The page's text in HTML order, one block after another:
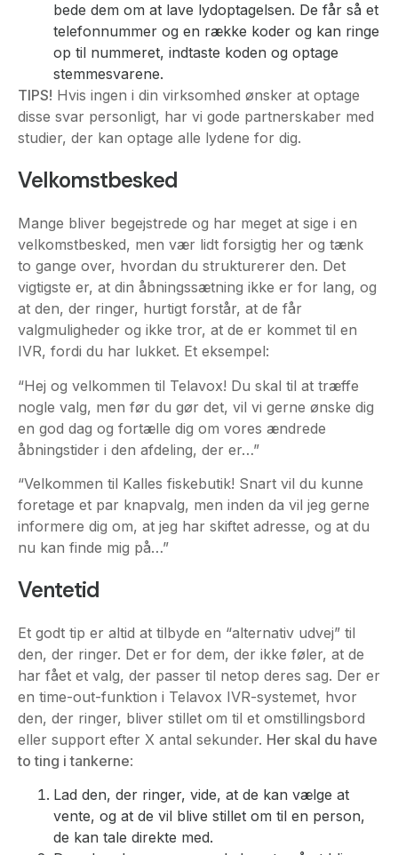
bede dem om at lave lydoptagelsen. De får så et
telefonnummer og en række koder og kan ringe
op til nummeret, indtaste koden og optage
stemmesvarene.
TIPS! Hvis ingen i din virksomhed ønsker at optage
disse svar personligt, har vi gode partnerskaber med
studier, der kan optage alle lydene for dig.
Velkomstbesked
Mange bliver begejstrede og har meget at sige i en
velkomstbesked, men vær lidt forsigtig her og tænk
to gange over, hvordan du strukturerer den. Det
vigtigste er, at din åbningssætning ikke er for lang, og
at den, der ringer, hurtigt forstår, at de får
valgmuligheder og ikke tror, at de er kommet til en
IVR, fordi du har lukket. Et eksempel:
“Hej og velkommen til Telavox! Du skal til at træffe
nogle valg, men før du gør det, vil vi gerne ønske dig
en god dag og fortælle dig om vores ændrede
åbningstider i den afdeling, der er…”
“Velkommen til Kalles fiskebutik! Snart vil du kunne
foretage et par knapvalg, men inden da vil jeg gerne
informere dig om, at jeg har skiftet adresse, og at du
nu kan finde mig på…”
Ventetid
Et godt tip er altid at tilbyde en “alternativ udvej” til
den, der ringer. Det er for dem, der ikke føler, at de
har fået et valg, der passer til netop deres sag. Der er
en time-out-funktion i Telavox IVR-systemet, hvor
den, der ringer, bliver stillet om til et omstillingsbord
eller support efter X antal sekunder. Her skal du have
to ting i tankerne:
Lad den, der ringer, vide, at de kan vælge at
vente, og at de vil blive stillet om til en person,
de kan tale direkte med.